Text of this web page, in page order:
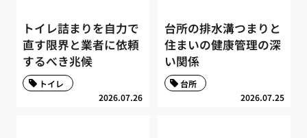
トイレ詰まりを自力で
直す限界と業者に依頼
するべき兆候
2026.07.26
トイレ
台所の排水溝つまりと
住まいの健康管理の深
い関係
2026.07.25
台所